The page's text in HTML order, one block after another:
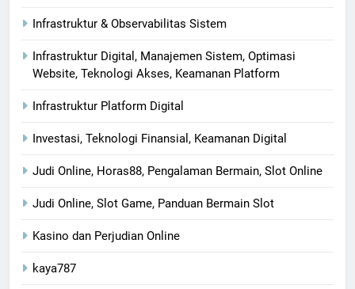
Infrastruktur & Observabilitas Sistem
Infrastruktur Digital, Manajemen Sistem, Optimasi
Website, Teknologi Akses, Keamanan Platform
Infrastruktur Platform Digital
Investasi, Teknologi Finansial, Keamanan Digital
Judi Online, Horas88, Pengalaman Bermain, Slot Online
Judi Online, Slot Game, Panduan Bermain Slot
Kasino dan Perjudian Online
kaya787